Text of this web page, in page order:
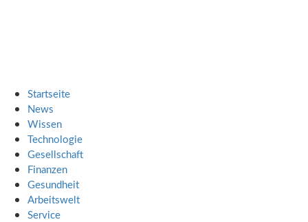
Startseite
News
Wissen
Technologie
Gesellschaft
Finanzen
Gesundheit
Arbeitswelt
Service